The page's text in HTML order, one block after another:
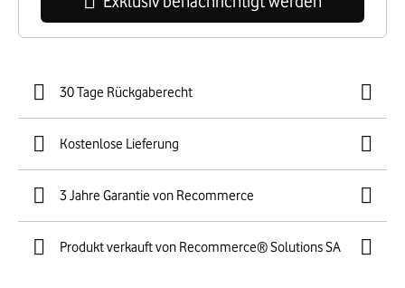
30 Tage Rückgaberecht
Kostenlose Lieferung
3 Jahre Garantie von Recommerce
Produkt verkauft von Recommerce® Solutions SA